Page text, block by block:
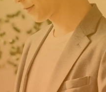
ャー企業から
人情報サイト
会員登録
こちら